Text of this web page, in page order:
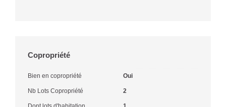
Copropriété
Bien en copropriété Oui
Nb Lots Copropriété 2